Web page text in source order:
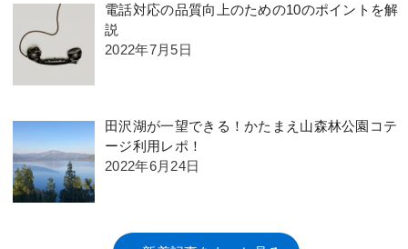
電話対応の品質向上のための10のポイントを解
説
2022年7月5日
田沢湖が一望できる！かたまえ山森林公園コテ
ージ利用レポ！
2022年6月24日